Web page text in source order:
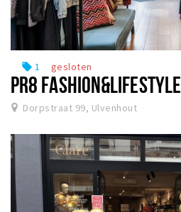
local_offer 1 gesloten
PR8 FASHION&LIFESTYLE
Dorpstraat 99, Ulvenhout